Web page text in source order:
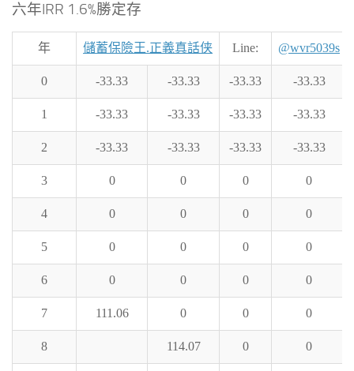
六年IRR 1.6%勝定存
年 儲蓄保險王.正義真話侠 Line: @wvr5039s
0 -33.33 -33.33 -33.33 -33.33
1 -33.33 -33.33 -33.33 -33.33
2 -33.33 -33.33 -33.33 -33.33
3 0 0 0 0
4 0 0 0 0
5 0 0 0 0
6 0 0 0 0
7 111.06 0 0 0
8 114.07 0 0